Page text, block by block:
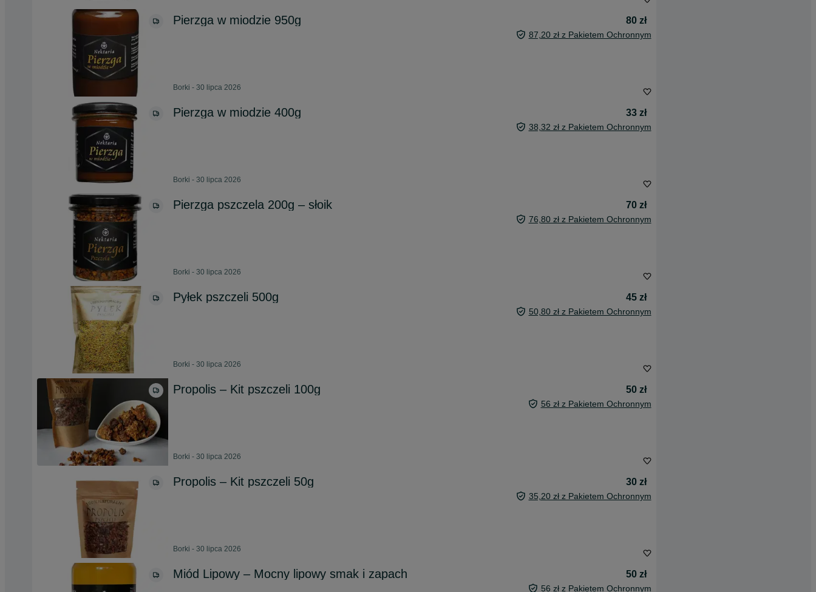
Pierzga w miodzie 950g 80 zł
87,20 zł z Pakietem Ochronnym
Borki - 30 lipca 2026
Pierzga w miodzie 400g 33 zł
38,32 zł z Pakietem Ochronnym
Borki - 30 lipca 2026
Pierzga pszczela 200g – słoik 70 zł
76,80 zł z Pakietem Ochronnym
Borki - 30 lipca 2026
Pyłek pszczeli 500g 45 zł
50,80 zł z Pakietem Ochronnym
Borki - 30 lipca 2026
Propolis – Kit pszczeli 100g 50 zł
56 zł z Pakietem Ochronnym
Borki - 30 lipca 2026
Propolis – Kit pszczeli 50g 30 zł
35,20 zł z Pakietem Ochronnym
Borki - 30 lipca 2026
Miód Lipowy – Mocny lipowy smak i zapach 50 zł
56 zł z Pakietem Ochronnym